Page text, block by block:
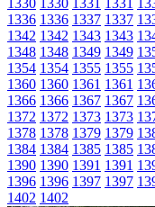
1330 1330 1331 1331
1336 1336 1337 1337
1342 1342 1343 1343
1348 1348 1349 1349
1354 1354 1355 1355
1360 1360 1361 1361
1366 1366 1367 1367
1372 1372 1373 1373
1378 1378 1379 1379
1384 1384 1385 1385
1390 1390 1391 1391
1396 1396 1397 1397
1402 1402